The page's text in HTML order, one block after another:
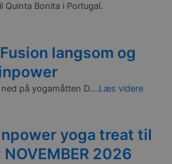
Quinta Bonita i Portugal.
langsom og
på yogamåtten D....Læs videre
yoga treat til
2026